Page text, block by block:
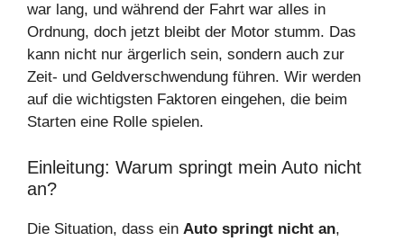
war lang, und während der Fahrt war alles in
Ordnung, doch jetzt bleibt der Motor stumm. Das
kann nicht nur ärgerlich sein, sondern auch zur
Zeit- und Geldverschwendung führen. Wir werden
auf die wichtigsten Faktoren eingehen, die beim
Starten eine Rolle spielen.
Einleitung: Warum springt mein Auto nicht
an?
Die Situation, dass ein Auto springt nicht an,